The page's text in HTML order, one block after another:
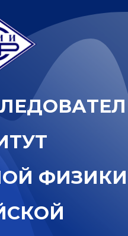
ЛЕДОВАТЕЛ
ТУТ
ОЙ ФИЗИКИ
СКОЙ